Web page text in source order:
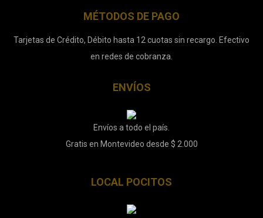
MÉTODOS DE PAGO
Tarjetas de Crédito, Débito hasta 12 cuotas sin recargo. Efectivo
en redes de cobranza.
ENVÍOS
Envíos a todo el país.
Gratis en Montevideo desde $ 2.000
LOCAL POCITOS